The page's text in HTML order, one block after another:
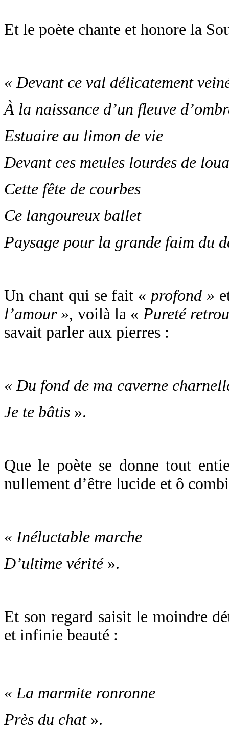
Et le poète chante et honore la
« Devant ce val délicatement
À la naissance d’un fleuve
Estuaire au limon de vie
Devant ces meules lourdes de
Cette fête de courbes
Ce langoureux ballet
Paysage pour la grande faim du
Un chant qui se fait « profond »
l’amour », voilà la « Pureté
savait parler aux pierres :
« Du fond de ma caverne
Je te bâtis ».
Que le poète se donne tout
nullement d’être lucide et ô
« Inéluctable marche
D’ultime vérité».
Et son regard saisit le moindre
et infinie beauté :
« La marmite ronronne
Près du chat».